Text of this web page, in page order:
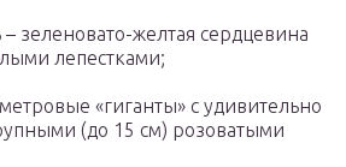
зеленовато-желтая сердцевина
лепестками;
«гиганты» с удивительно
(до 15 см) розоватыми